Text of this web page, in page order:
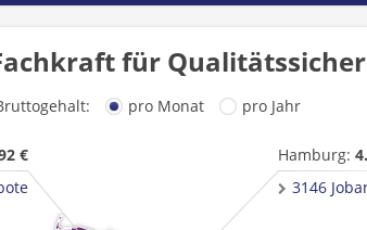
für
pro Monat pro Jahr
Hamburg:
3146
€